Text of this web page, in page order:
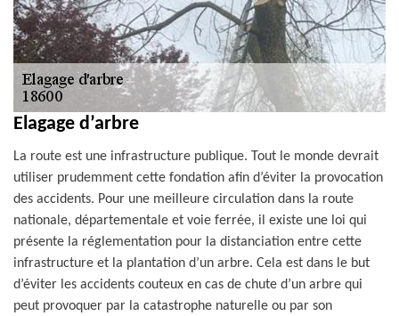
Elagage d’arbre
La route est une infrastructure publique. Tout le monde devrait
utiliser prudemment cette fondation afin d’éviter la provocation
des accidents. Pour une meilleure circulation dans la route
nationale, départementale et voie ferrée, il existe une loi qui
présente la réglementation pour la distanciation entre cette
infrastructure et la plantation d’un arbre. Cela est dans le but
d’éviter les accidents couteux en cas de chute d’un arbre qui
peut provoquer par la catastrophe naturelle ou par son